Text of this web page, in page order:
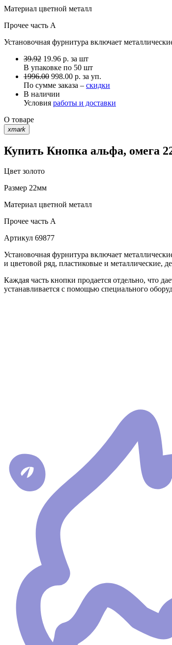
Материал цветной металл
Прочее часть A
Установочная фурнитура включает
39.92 19.96 р. за шт
В упаковке по 50 шт
1996.00 998.00 р. за уп.
По сумме заказа – скидки
В наличии
Условия работы и доставки
О товаре
xmark
Купить Кнопка альфа, омега
Цвет золото
Размер 22мм
Материал цветной металл
Прочее часть A
Артикул 69877
Установочная фурнитура включает
и цветовой ряд, пластиковые и металлические,
Каждая часть кнопки продается отдельно, что
устанавливается с помощью специального